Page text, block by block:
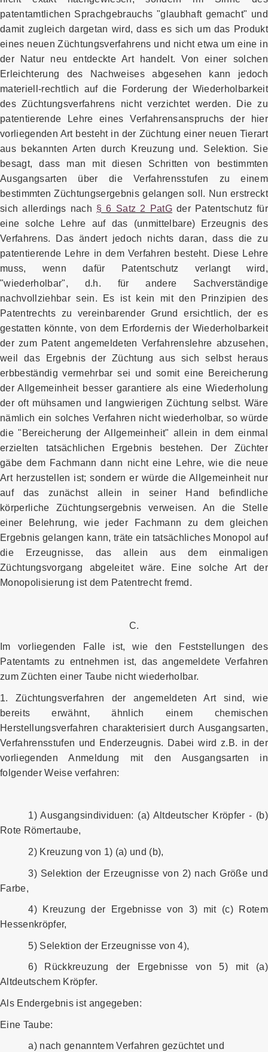
patentamtlichen Sprachgebrauchs "glaubhaft gemacht" und
damit zugleich dargetan wird, dass es sich um das Produkt
eines neuen Züchtungsverfahrens und nicht etwa um eine in
der Natur neu entdeckte Art handelt. Von einer solchen
Erleichterung des Nachweises abgesehen kann jedoch
materiell-rechtlich auf die Forderung der Wiederholbarkeit
des Züchtungsverfahrens nicht verzichtet werden. Die zu
patentierende Lehre eines Verfahrensanspruchs der hier
vorliegenden Art besteht in der Züchtung einer neuen Tierart
aus bekannten Arten durch Kreuzung und. Selektion. Sie
besagt, dass man mit diesen Schritten von bestimmten
Ausgangsarten über die Verfahrensstufen zu einem
bestimmten Züchtungsergebnis gelangen soll. Nun erstreckt
sich allerdings nach § 6 Satz 2 PatGder Patentschutz für
eine solche Lehre auf das (unmittelbare) Erzeugnis des
Verfahrens. Das ändert jedoch nichts daran, dass die zu
patentierende Lehre in dem Verfahren besteht. Diese Lehre
muss, wenn dafür Patentschutz verlangt wird,
"wiederholbar", d.h. für andere Sachverständige
nachvollziehbar sein. Es ist kein mit den Prinzipien des
Patentrechts zu vereinbarender Grund ersichtlich, der es
gestatten könnte, von dem Erfordernis der Wiederholbarkeit
der zum Patent angemeldeten Verfahrenslehre abzusehen,
weil das Ergebnis der Züchtung aus sich selbst heraus
erbbeständig vermehrbar sei und somit eine Bereicherung
der Allgemeinheit besser garantiere als eine Wiederholung
der oft mühsamen und langwierigen Züchtung selbst. Wäre
nämlich ein solches Verfahren nicht wiederholbar, so würde
die "Bereicherung der Allgemeinheit" allein in dem einmal
erzielten tatsächlichen Ergebnis bestehen. Der Züchter
gäbe dem Fachmann dann nicht eine Lehre, wie die neue
Art herzustellen ist; sondern er würde die Allgemeinheit nur
auf das zunächst allein in seiner Hand befindliche
körperliche Züchtungsergebnis verweisen. An die Stelle
einer Belehrung, wie jeder Fachmann zu dem gleichen
Ergebnis gelangen kann, träte ein tatsächliches Monopol auf
die Erzeugnisse, das allein aus dem einmaligen
Züchtungsvorgang abgeleitet wäre. Eine solche Art der
Monopolisierung ist dem Patentrecht fremd.
C.
Im vorliegenden Falle ist, wie den Feststellungen des
Patentamts zu entnehmen ist, das angemeldete Verfahren
zum Züchten einer Taube nicht wiederholbar.
1. Züchtungsverfahren der angemeldeten Art sind, wie
bereits erwähnt, ähnlich einem chemischen
Herstellungsverfahren charakterisiert durch Ausgangsarten,
Verfahrensstufen und Enderzeugnis. Dabei wird z.B. in der
vorliegenden Anmeldung mit den Ausgangsarten in
folgender Weise verfahren:
1) Ausgangsindividuen: (a) Altdeutscher Kröpfer - (b)
Rote Römertaube,
2) Kreuzung von 1) (a) und (b),
3) Selektion der Erzeugnisse von 2) nach Größe und
Farbe,
4) Kreuzung der Ergebnisse von 3) mit (c) Rotem
Hessenkröpfer,
5) Selektion der Erzeugnisse von 4),
6) Rückkreuzung der Ergebnisse von 5) mit (a)
Altdeutschem Kröpfer.
Als Endergebnis ist angegeben:
Eine Taube:
a) nach genanntem Verfahren gezüchtet und